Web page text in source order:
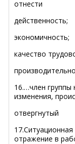
отнести
действенность;
экономичность;
качество
16.…член
изменения,
отвергнутый
отражение в